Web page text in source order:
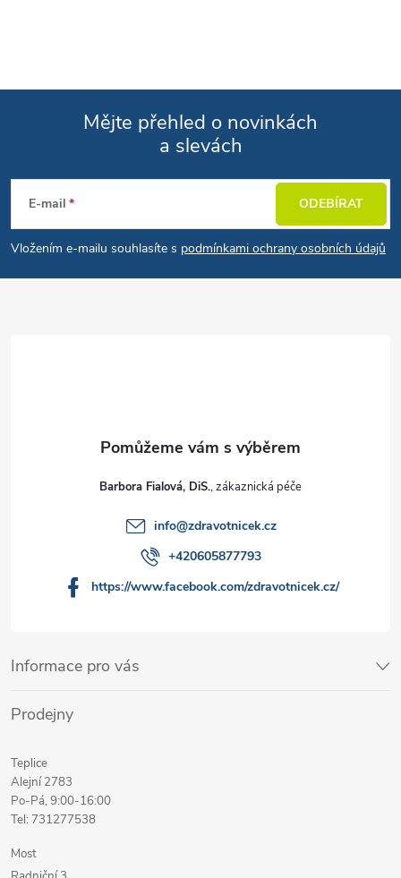
Mějte přehled o novinkách
a slevách
E-mail
Vložením e-mailu souhlasíte s podmínkami ochrany osobních údajů
ODEBÍRAT
Informace pro vás
Prodejny
Teplice
Alejní 2783
Po-Pá, 9:00-16:00
Tel: 731277538
Most
Barbora Fialová, DiS.
info@zdravotnicek.cz
+420605877793
https://www.facebook.com/zdravotnicek.cz/